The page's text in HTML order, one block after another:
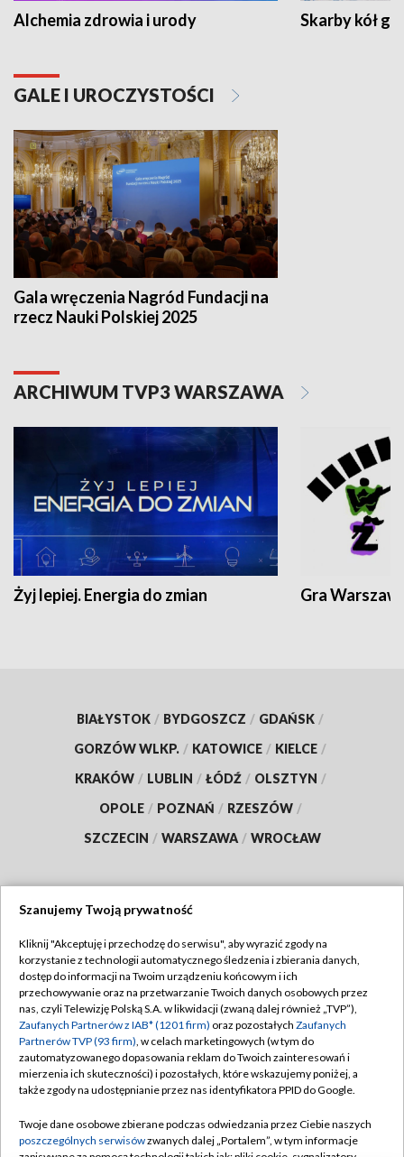
Alchemia zdrowia i urody Skarby kół
GALE I UROCZYSTOŚCI
Gala wręczenia Nagród Fundacji na
rzecz Nauki Polskiej 2025
ARCHIWUM TVP3 WARSZAWA
Żyj lepiej. Energia do zmian Gra
BIAŁYSTOK / BYDGOSZCZ / GDAŃSK /
GORZÓW WLKP. / KATOWICE / KIELCE /
KRAKÓW / LUBLIN / ŁÓDŹ / OLSZTYN /
OPOLE / POZNAŃ / RZESZÓW /
SZCZECIN / WARSZAWA / WROCŁAW
TVP
Abonament TVP
Emisja w TVP
Centrum informacji TVP
Naziemna Telewizja Cyfrowa
Rada Programowa
Regulamin TVP
Polityka prywatności
Moje zgody
Pomoc
Kontakt
Szanujemy Twoją prywatność
Kliknij "Akceptuję i przechodzę do serwisu", aby wyrazić zgody na
korzystanie z technologii automatycznego śledzenia i zbierania danych,
dostęp do informacji na Twoim urządzeniu końcowym i ich
przechowywanie oraz na przetwarzanie Twoich danych osobowych przez
nas, czyli Telewizję Polską S.A. w likwidacji (zwaną dalej również „TVP”),
Zaufanych Partnerów z IAB* (1201 firm) oraz pozostałych Zaufanych
Partnerów TVP (93 firm), w celach marketingowych (w tym do
zautomatyzowanego dopasowania reklam do Twoich zainteresowań i
mierzenia ich skuteczności) i pozostałych, które wskazujemy poniżej, a
także zgody na udostępnianie przez nas identyfikatora PPID do Google.
Twoje dane osobowe zbierane podczas odwiedzania przez Ciebie naszych
poszczególnych serwisówzwanych dalej „Portalem”, w tym informacje